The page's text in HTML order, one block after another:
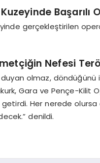
Başarılı
gerçekleştirilen
Nefesi
duyan olmaz,
Gara ve Pençe-
getirdi. Her nerede
denildi.